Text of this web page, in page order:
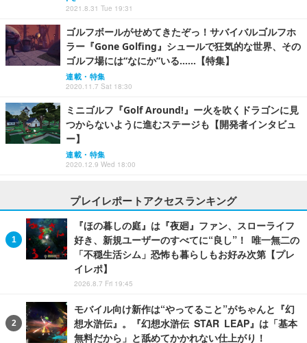
2021.8.31 Tue 19:31
ゴルフボールがせめてきたぞっ！サバイバルゴルフホ
ラー『Gone Golfing』シュールで狂気的な世界、その
ゴルフ場には“なにか”いる……【特集】
連載・特集
2020.11.7 Sat 18:30
ミニゴルフ『Golf Around!』ー火を吹くドラゴンに見
つからないように進むステージも【開発者インタビュ
ー】
連載・特集
2020.12.9 Wed 18:00
プレイレポートアクセスランキング
『ほの暮しの庭』は『夜廻』ファン、スローライフ
好き、新規ユーザーのすべてに“良し”！ 唯一無二の
「不穏生活シム」恐怖も暮らしもお好み次第【プレ
イレポ】
2026.8.7 Fri 19:45
モバイル向け新作は“やってること”がちゃんと『幻
想水滸伝』。『幻想水滸伝 STAR LEAP』は「基本
無料だから」と舐めてかかれない仕上がり！